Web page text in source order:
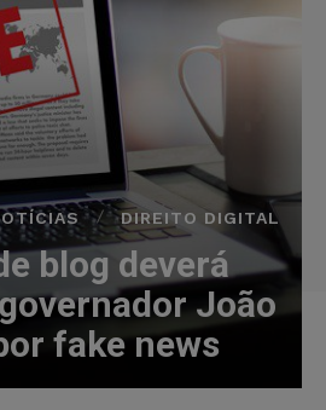
DIREITO DIGITAL
blog deverá
João
fake news